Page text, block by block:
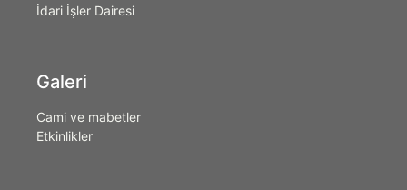
İdari İşler Dairesi
Galeri
Cami ve mabetler
Etkinlikler